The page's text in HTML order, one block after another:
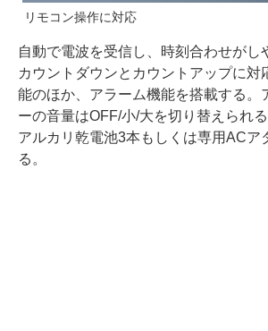
リモコン操作に対応
自動で電波を受信し、時刻合わせがし
カウントダウンとカウントアップに対
能のほか、アラーム機能を搭載する。
ーの音量はOFF/小/大を切り替えられ
アルカリ乾電池3本もしくは専用ACア
る。